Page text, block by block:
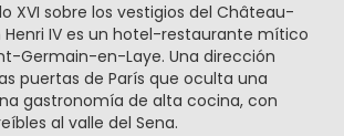
XVI sobre los vestigios del Château-
Henri IV es un hotel-restaurante mítico
Germain-en-Laye. Una dirección
puertas de París que oculta una
gastronomía de alta cocina, con
al valle del Sena.